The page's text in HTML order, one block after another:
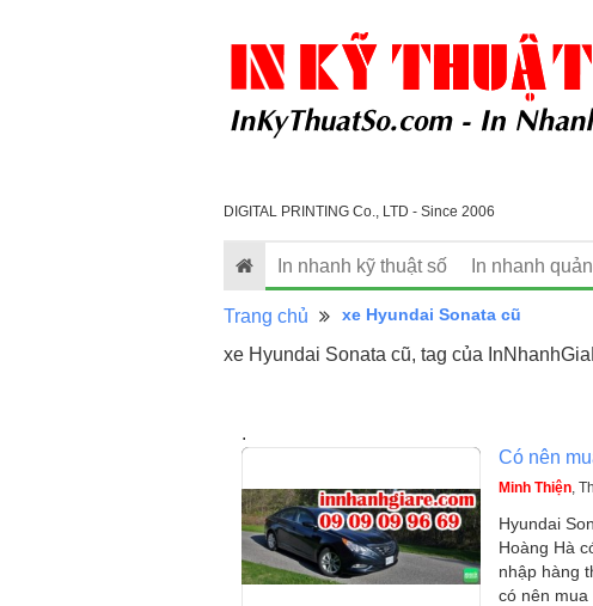
DIGITAL PRINTING Co., LTD - Since 2006
In nhanh kỹ thuật số In nhanh
Trang chủ xe Hyundai Sonata cũ
xe Hyundai Sonata cũ, tag của
.
Có nên
Minh Thiện ,
Hyundai
Hoàng Hà
nhập hàng
có nên mua